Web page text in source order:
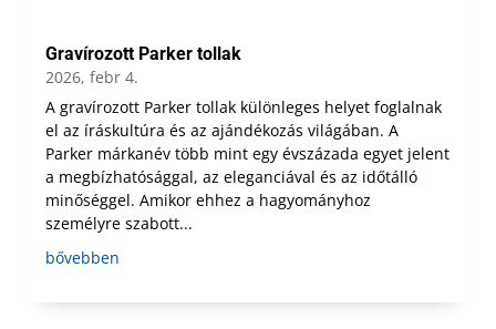
Gravírozott Parker tollak
2026, febr 4.
A gravírozott Parker tollak különleges helyet foglalnak
el az íráskultúra és az ajándékozás világában. A
Parker márkanév több mint egy évszázada egyet jelent
a megbízhatósággal, az eleganciával és az időtálló
minőséggel. Amikor ehhez a hagyományhoz
személyre szabott...
bővebben